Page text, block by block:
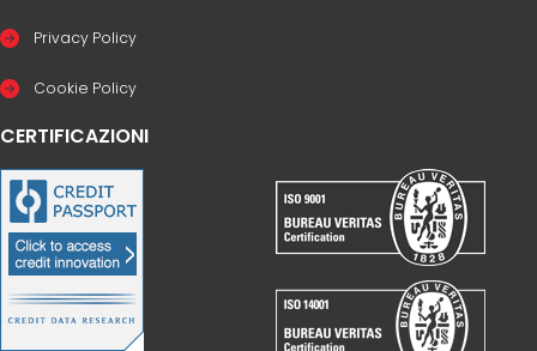
Privacy Policy
Cookie Policy
CERTIFICAZIONI